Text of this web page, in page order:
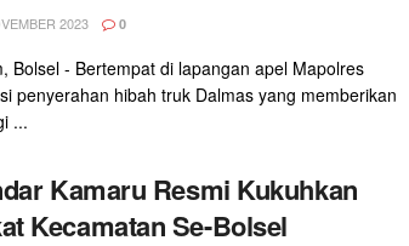
2023 0
Bolsel - Bertempat di lapangan apel Mapolres
penyerahan hibah truk Dalmas yang memberikan
...
Kamaru Resmi Kukuhkan
Kecamatan Se-Bolsel